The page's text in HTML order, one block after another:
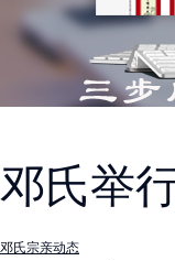
邓氏举
邓氏宗亲动态